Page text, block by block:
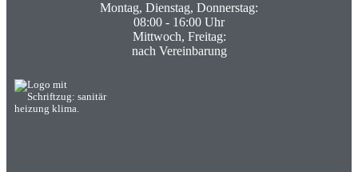
Montag, Dienstag, Donnerstag:
08:00 - 16:00 Uhr
Mittwoch, Freitag:
nach Vereinbarung